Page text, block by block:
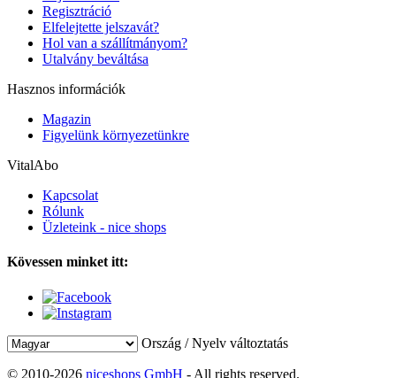
Regisztráció
Elfelejtette jelszavát?
Hol van a szállítmányom?
Utalvány beváltása
Hasznos információk
Magazin
Figyelünk környezetünkre
VitalAbo
Kapcsolat
Rólunk
Üzleteink - nice shops
Kövessen minket itt:
Ország / Nyelv változtatás
© 2010-2026 niceshops GmbH - All rights reserved.